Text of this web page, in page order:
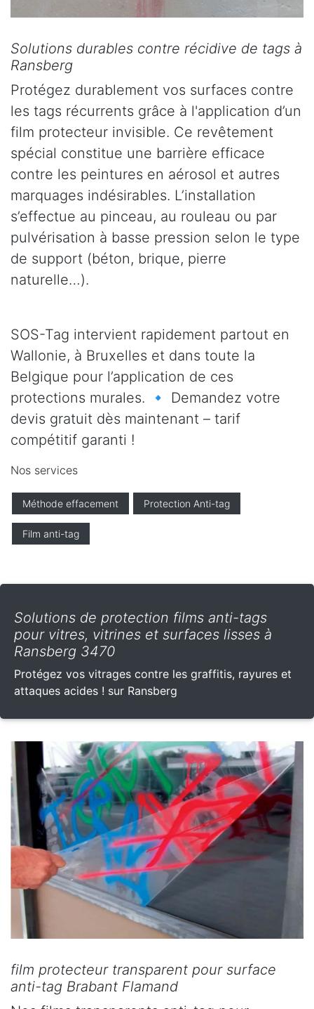
Solutions durables contre récidive de tags à
Ransberg
Protégez durablement vos surfaces contre
les tags récurrents grâce à l'application d’un
film protecteur invisible. Ce revêtement
spécial constitue une barrière efficace
contre les peintures en aérosol et autres
marquages indésirables. L’installation
s’effectue au pinceau, au rouleau ou par
pulvérisation à basse pression selon le type
de support (béton, brique, pierre
naturelle…).
SOS-Tag intervient rapidement partout en
Wallonie, à Bruxelles et dans toute la
Belgique pour l’application de ces
protections murales. 🔹 Demandez votre
devis gratuit dès maintenant – tarif
compétitif garanti !
Nos services
Méthode effacement Protection Anti-tag
Film anti-tag
Solutions de protection films anti-tags
pour vitres, vitrines et surfaces lisses à
Ransberg 3470
Protégez vos vitrages contre les graffitis, rayures et
attaques acides ! sur Ransberg
film protecteur transparent pour surface
anti-tag Brabant Flamand